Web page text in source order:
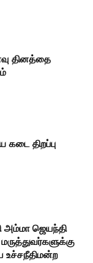
தினத்தை
கடை திறப்பு
அம்மா ஜெயந்தி
உச்சநீதிமன்ற